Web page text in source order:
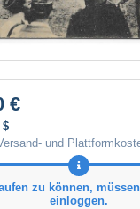
€
$
und
zu können,
einloggen.